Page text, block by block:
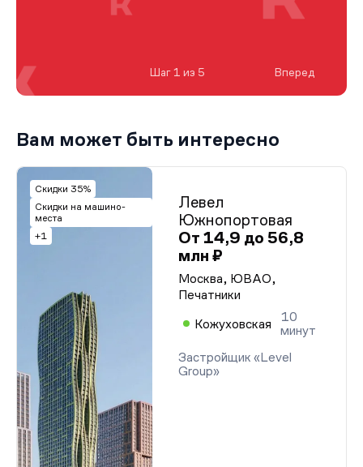
Шаг 1 из 5 Вперед
Вам может быть интересно
Скидки 35%
Скидки на машино-
места
+1
Левел
Южнопортовая
От 14,9 до 56,8
млн ₽
Москва, ЮВАО,
Печатники
Кожуховская
10
минут
Застройщик «Level
Group»